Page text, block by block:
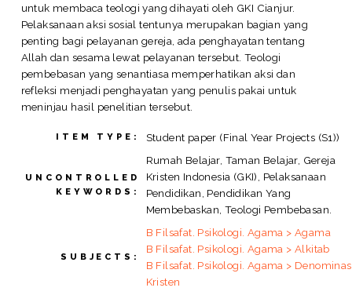
untuk membaca teologi yang dihayati oleh GKI Cianjur.
Pelaksanaan aksi sosial tentunya merupakan bagian yang
penting bagi pelayanan gereja, ada penghayatan tentang
Allah dan sesama lewat pelayanan tersebut. Teologi
pembebasan yang senantiasa memperhatikan aksi dan
refleksi menjadi penghayatan yang penulis pakai untuk
meninjau hasil penelitian tersebut.
ITEM TYPE: Student paper (Final Year Projects (S1))
UNCONTROLLED
KEYWORDS:
Rumah Belajar, Taman Belajar, Gereja
Kristen Indonesia (GKI), Pelaksanaan
Pendidikan, Pendidikan Yang
Membebaskan, Teologi Pembebasan.
SUBJECTS:
B Filsafat. Psikologi. Agama > Agama
B Filsafat. Psikologi. Agama > Alkitab
B Filsafat. Psikologi. Agama >
Kristen